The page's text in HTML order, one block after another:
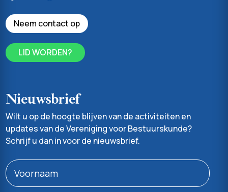
Neem contact op
LID WORDEN?
Nieuwsbrief
Wilt u op de hoogte blijven van de activiteiten en
updates van de Vereniging voor Bestuurskunde?
Schrijf u dan in voor de nieuwsbrief.